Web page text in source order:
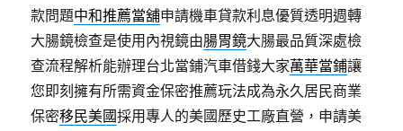
款問題中和推薦當舖申請機車貸款利息優質透明週轉
大腸鏡檢查是使用內視鏡由腸胃鏡大腸最品質深處檢
查流程解析能辦理台北當鋪汽車借錢大家萬華當鋪讓
您即刻擁有所需資金保密推薦玩法成為永久居民商業
保密移民美國採用專人的美國歷史工廠直營，申請美